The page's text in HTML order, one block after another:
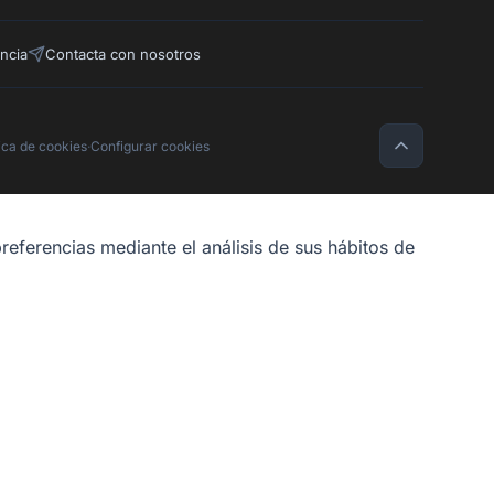
Contacta con nosotros
de cookies·Configurar cookies
mediante el análisis de sus hábitos de